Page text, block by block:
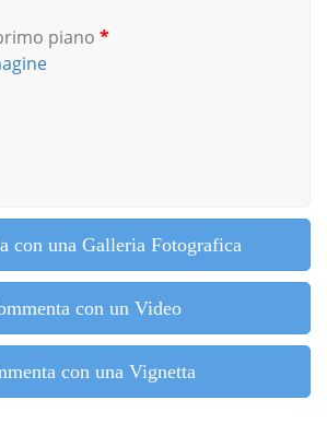
piano *
con una Galleria Fotografica
con un Video
con una Vignetta